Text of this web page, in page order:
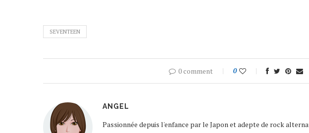
SEVENTEEN
0 comment 0
ANGEL
Passionnée depuis l'enfance par le Japon et adepte de rock